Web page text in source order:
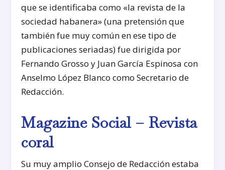
que se identificaba como «la revista de la
sociedad habanera» (una pretensión que
también fue muy común en ese tipo de
publicaciones seriadas) fue dirigida por
Fernando Grosso y Juan García Espinosa con
Anselmo López Blanco como Secretario de
Redacción.
Magazine Social – Revista
coral
Su muy amplio Consejo de Redacción estaba